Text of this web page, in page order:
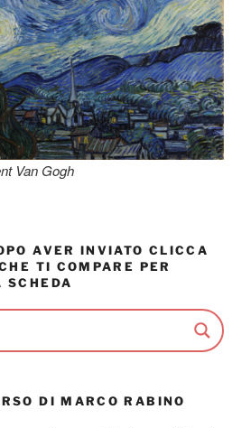
Van Gogh
AVER INVIATO CLICCA
TI COMPARE PER
SCHEDA
DI MARCO RABINO